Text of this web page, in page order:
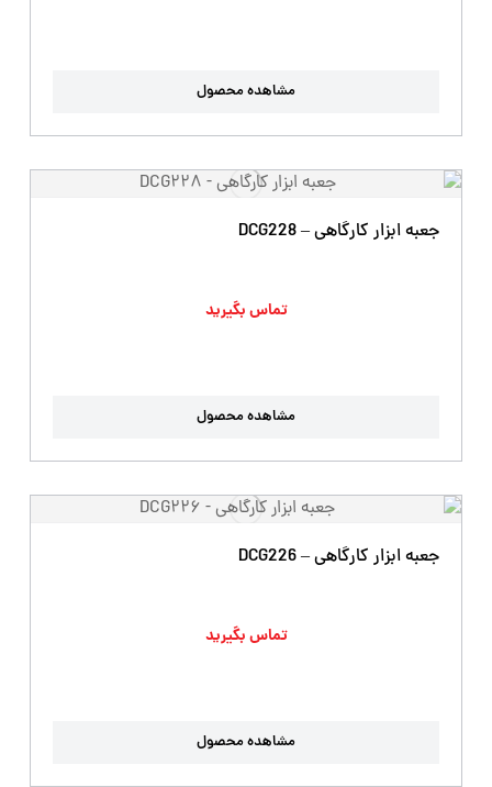
مشاهده محصول
جعبه ابزار کارگاهی – DCG228
تماس بگیرید
مشاهده محصول
جعبه ابزار کارگاهی – DCG226
تماس بگیرید
مشاهده محصول